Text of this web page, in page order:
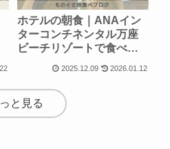
ホテルの朝食｜ANAイン
ターコンチネンタル万座
ビーチリゾートで食べ比
2025.12.09 2026.01.12
と見る